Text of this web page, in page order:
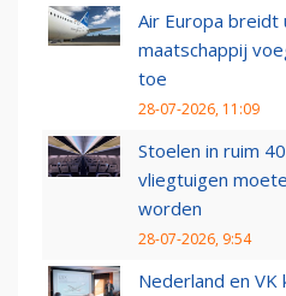
Air Europa breidt
maatschappij
toe
28-07-2026, 11:09
Stoelen in ruim
vliegtuigen
worden
28-07-2026, 9:54
Nederland en VK